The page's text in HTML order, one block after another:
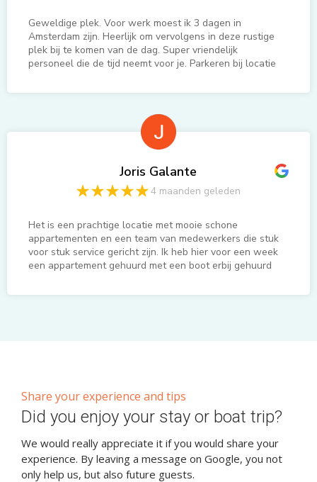
gunnen het jullie
Geweldige plek. Voor werk moest ik 3 dagen in
Amsterdam zijn. Heerlijk om vervolgens in deze rustige
plek bij te komen van de dag. Super vriendelijk
personeel die de tijd neemt voor je. Parkeren bij locatie
mijn locatie to co als ik in de buurt moet werken.
Joris Galante
4 maanden geleden
Het is een prachtige locatie met mooie schone
appartementen en een team van medewerkers die stuk
voor stuk service gericht zijn. Ik heb hier voor een week
een appartement gehuurd met een boot erbij gehuurd
komen en dat is uiteindelijk een heerlijke rustgevende
Share your experience and tips
Did you enjoy your stay or boat trip?
We would really appreciate it if you would share your
experience. By leaving a message on Google, you not
only help us, but also future guests.